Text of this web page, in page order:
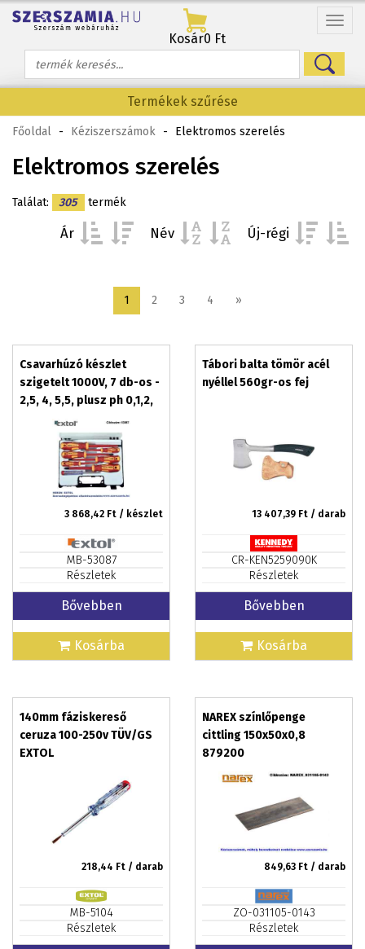
Menü
Kosár0 Ft
Termékek szűrése
Főoldal - Kéziszerszámok - Elektromos szerelés
Elektromos szerelés
Találat: 305 termék
Ár Név Új-régi
1 2 3 4 »
Csavarhúzó készlet
szigetelt 1000V, 7 db-os -
2,5, 4, 5,5, plusz ph 0,1,2,
fáziskereső, műanyag
kofferban
3 868,42 Ft / készlet
MB-53087
Részletek
Bővebben
Kosárba
Tábori balta tömör acél
nyéllel 560gr-os fej
13 407,39 Ft / darab
CR-KEN5259090K
Részletek
Bővebben
Kosárba
140mm fáziskereső
ceruza 100-250v TÜV/GS
EXTOL
218,44 Ft / darab
MB-5104
Részletek
NAREX színlőpenge
cittling 150x50x0,8
879200
849,63 Ft / darab
ZO-031105-0143
Részletek